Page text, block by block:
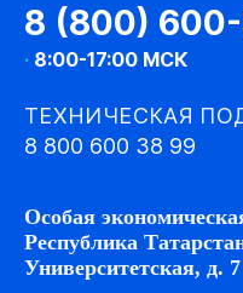
8 (800)
· 8:00-17:00 МСК
ТЕХНИЧЕСКАЯ
8 800 600 38 99
Особая
Республика
Университетская, д. 7